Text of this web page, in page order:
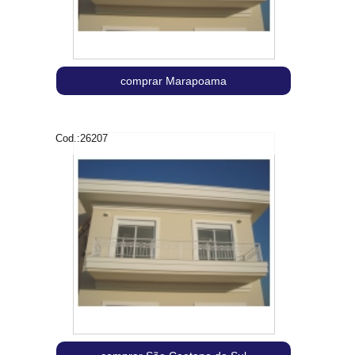
comprar Marapoama
Cod.:26207